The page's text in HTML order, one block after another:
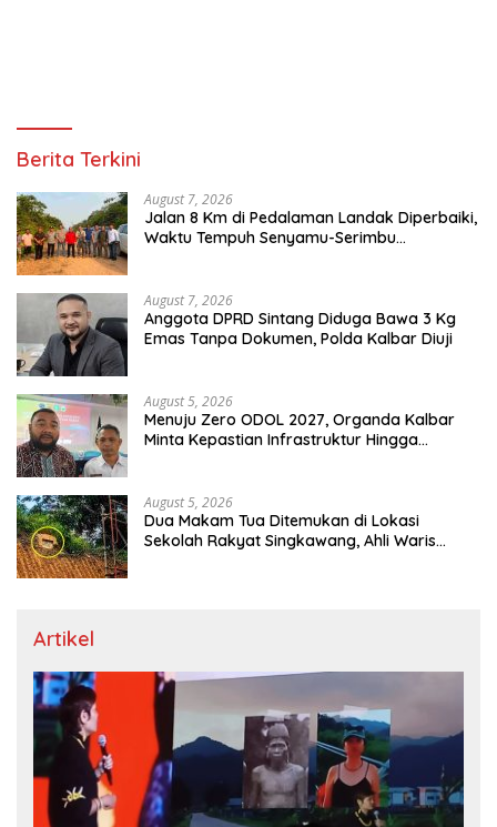
Berita Terkini
August 7, 2026
Jalan 8 Km di Pedalaman Landak Diperbaiki,
Waktu Tempuh Senyamu-Serimbu
August 7, 2026
Anggota DPRD Sintang Diduga Bawa 3 Kg
Emas Tanpa Dokumen, Polda Kalbar Diuji
August 5, 2026
Menuju Zero ODOL 2027, Organda Kalbar
Minta Kepastian Infrastruktur Hingga
August 5, 2026
Dua Makam Tua Ditemukan di Lokasi
Sekolah Rakyat Singkawang, Ahli Waris
Artikel